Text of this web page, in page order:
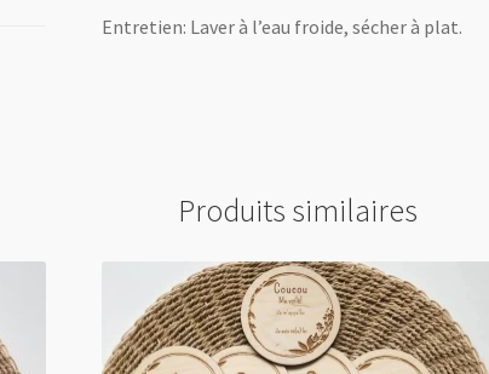
Entretien: Laver à l’eau froide, sécher à plat.
Produits similaires